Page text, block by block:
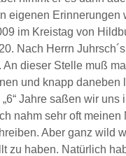
eigenen Erinnerungen
im Kreistag von
Nach Herrn
dieser Stelle muß
und knapp daneben
Jahre saßen wir uns
nahm sehr oft meinen
Aber ganz wild
zu haben. Natürlich